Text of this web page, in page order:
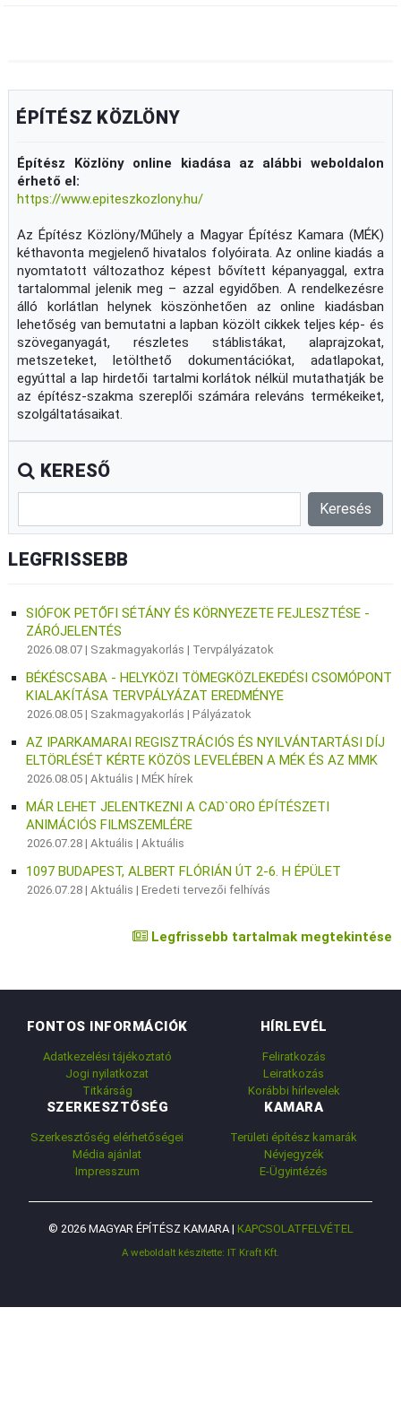
ÉPÍTÉSZ KÖZLÖNY
Építész Közlöny online kiadása az alábbi weboldalon
érhető el:
https://www.epiteszkozlony.hu/
Az Építész Közlöny/Műhely a Magyar Építész Kamara (MÉK)
kéthavonta megjelenő hivatalos folyóirata. Az online kiadás a
nyomtatott változathoz képest bővített képanyaggal, extra
tartalommal jelenik meg – azzal egyidőben. A rendelkezésre
álló korlátlan helynek köszönhetően az online kiadásban
lehetőség van bemutatni a lapban közölt cikkek teljes kép- és
szöveganyagát, részletes stáblistákat, alaprajzokat,
metszeteket, letölthető dokumentációkat, adatlapokat,
egyúttal a lap hirdetői tartalmi korlátok nélkül mutathatják be
az építész-szakma szereplői számára releváns termékeiket,
szolgáltatásaikat.
KERESŐ
LEGFRISSEBB
SIÓFOK PETŐFI SÉTÁNY ÉS KÖRNYEZETE FEJLESZTÉSE -
ZÁRÓJELENTÉS
2026.08.07 | Szakmagyakorlás | Tervpályázatok
BÉKÉSCSABA - HELYKÖZI TÖMEGKÖZLEKEDÉSI CSOMÓPONT
KIALAKÍTÁSA TERVPÁLYÁZAT EREDMÉNYE
2026.08.05 | Szakmagyakorlás |Pályázatok
AZ IPARKAMARAI REGISZTRÁCIÓS ÉS NYILVÁNTARTÁSI DÍJ
ELTÖRLÉSÉT KÉRTE KÖZÖS LEVELÉBEN A MÉK ÉS AZ MMK
2026.08.05 |Aktuális |MÉK hírek
MÁR LEHET JELENTKEZNI A CAD`ORO ÉPÍTÉSZETI
ANIMÁCIÓS FILMSZEMLÉRE
2026.07.28 |Aktuális |Aktuális
1097 BUDAPEST, ALBERT FLÓRIÁN ÚT 2-6. H ÉPÜLET
2026.07.28 |Aktuális |Eredeti tervezői felhívás
Legfrissebb tartalmak megtekintése
FONTOS INFORMÁCIÓK
Adatkezelési tájékoztató
Jogi nyilatkozat
Titkárság
HÍRLEVÉL
Feliratkozás
Leiratkozás
Korábbi hírlevelek
SZERKESZTŐSÉG
Szerkesztőség elérhetőségei
Média ajánlat
Impresszum
KAMARA
Területi építész kamarák
Névjegyzék
E-Ügyintézés
© 2026 MAGYAR ÉPÍTÉSZ KAMARA | KAPCSOLATFELVÉTEL
A weboldalt készítette: IT Kraft Kft.